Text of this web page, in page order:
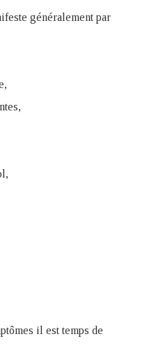
généralement par
il est temps de